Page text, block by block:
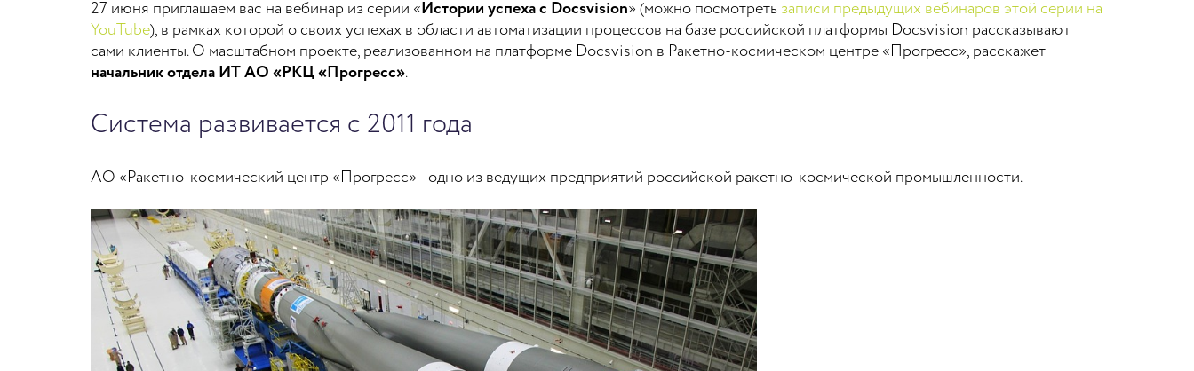
27 июня приглашаем вас на вебинар из серии « Истории успеха с Docsvision» (можно посмотреть записи предыдущих вебинаров этой серии на
YouTube), в рамках которой о своих успехах в области автоматизации процессов на базе российской платформы Docsvision рассказывают
сами клиенты. О масштабном проекте, реализованном на платформе Docsvision в Ракетно-космическом центре «Прогресс», расскажет
начальник отдела ИТ АО «РКЦ «Прогресс».
Система развивается с 2011 года
АО «Ракетно-космический центр «Прогресс» - одно из ведущих предприятий российской ракетно-космической промышленности.